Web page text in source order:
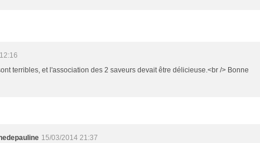
terribles, et l'association des 2 saveurs devait être délicieuse.<br /> Bonne
15/03/2014 21:37